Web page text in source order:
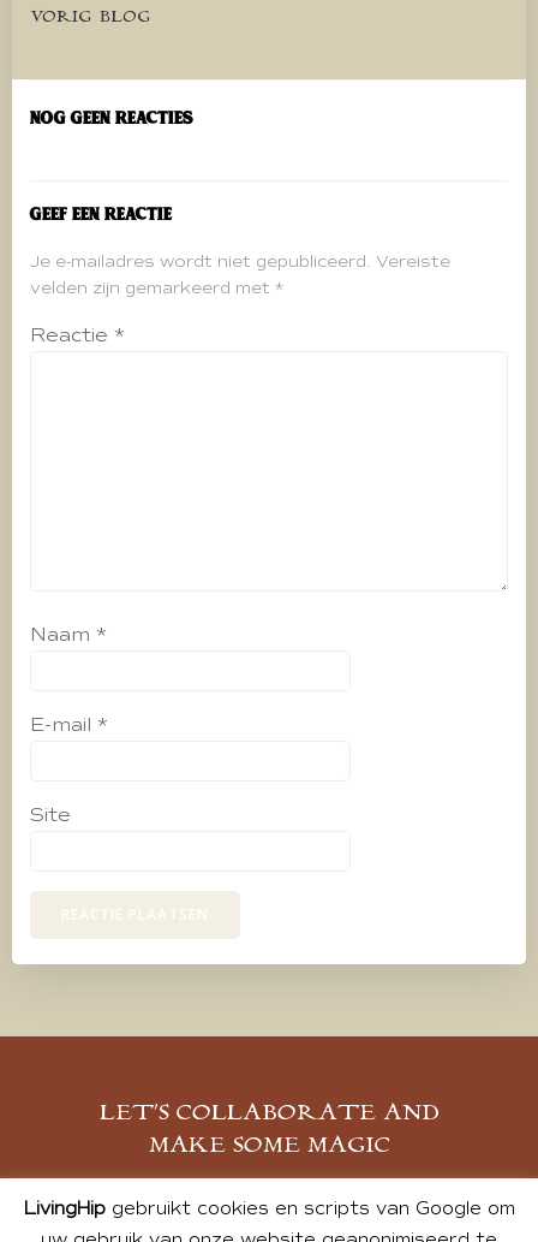
Bericht
navigatie
VORIG BLOG
Nog geen reacties
Geef een reactie
Je e-mailadres wordt niet gepubliceerd. Vereiste
velden zijn gemarkeerd met *
Reactie *
Naam *
E-mail *
Site
LET’S COLLABORATE AND
MAKE SOME MAGIC
MELD JE AAN
LivingHipgebruikt cookies en scripts van Google om